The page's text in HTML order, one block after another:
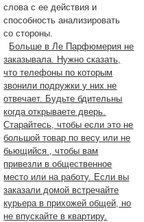
слова с ее действия и
способность анализировать
со стороны.
Больше в Ле Парфюмерия не
заказывала. Нужно сказать,
что телефоны по которым
звонили подружки у них не
отвечает. Будьте бдительны
когда открываете дверь.
Старайтесь, чтобы если это не
большой товар по весу или не
бьющийся , чтобы вам
привезли в общественное
место или на работу. Если вы
заказали домой встречайте
курьера в прихожей общей, но
не впускайте в квартиру.